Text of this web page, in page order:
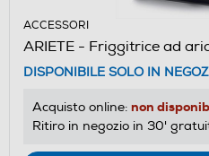
ACCESSORI
ARIETE - Friggitrice ad
DISPONIBILE SOLO IN
Acquisto online: non
Ritiro in negozio in 30'